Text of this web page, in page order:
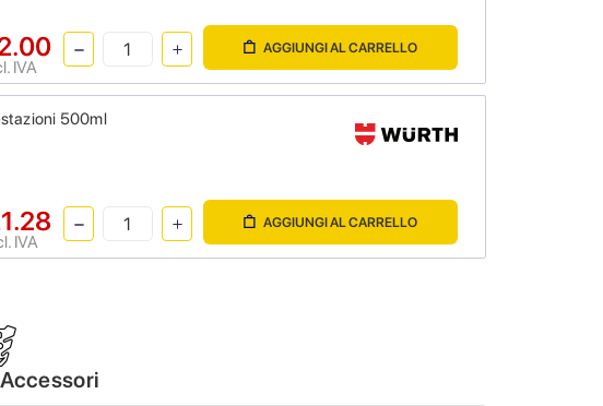
IVA
AGGIUNGI AL CARRELLO
500ml
IVA
AGGIUNGI AL CARRELLO